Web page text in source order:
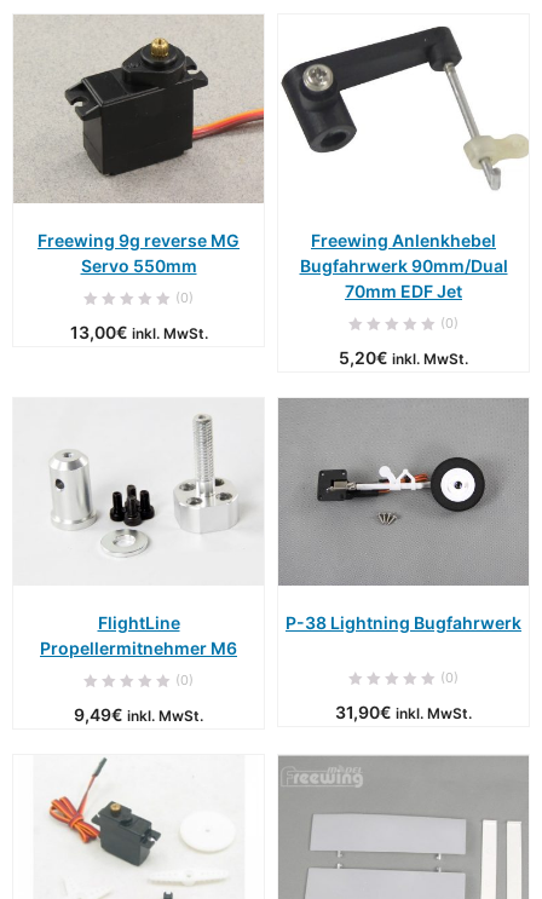
Freewing 9g reverse MG
Servo 550mm
(0)
13,00€ inkl. MwSt.
Freewing Anlenkhebel
Bugfahrwerk 90mm/Dual
70mm EDF Jet
(0)
5,20€ inkl. MwSt.
FlightLine
Propellermitnehmer M6
(0)
9,49€ inkl. MwSt.
P-38 Lightning Bugfahrwerk
(0)
31,90€ inkl. MwSt.